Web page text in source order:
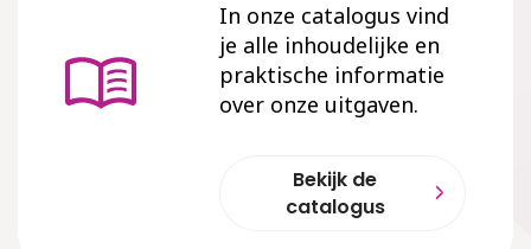
In onze catalogus vind
je alle inhoudelijke en
praktische informatie
over onze uitgaven.
Bekijk de
catalogus